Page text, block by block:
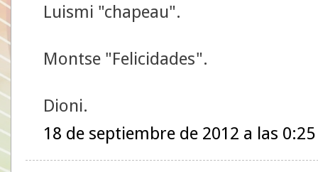
Luismi "chapeau".
Montse "Felicidades".
Dioni.
18 de septiembre de 2012 a las 0:25